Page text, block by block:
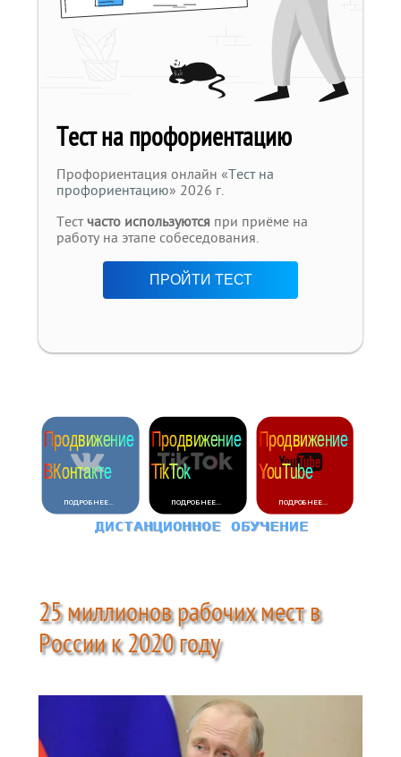
Тест на профориентацию
Профориентация онлайн «Тест на
профориентацию» 2026 г.
Тестчасто используются при приёме на
работу на этапе собеседования.
ПРОЙТИ ТЕСТ
25 миллионов рабочих мест в
России к 2020 году